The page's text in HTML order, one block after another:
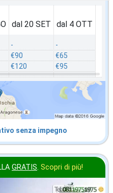
dal 20 SET
-
€90
€120
dal 4 OTT
-
€65
€95
senza impegno
GRATIS. Scopri di più!